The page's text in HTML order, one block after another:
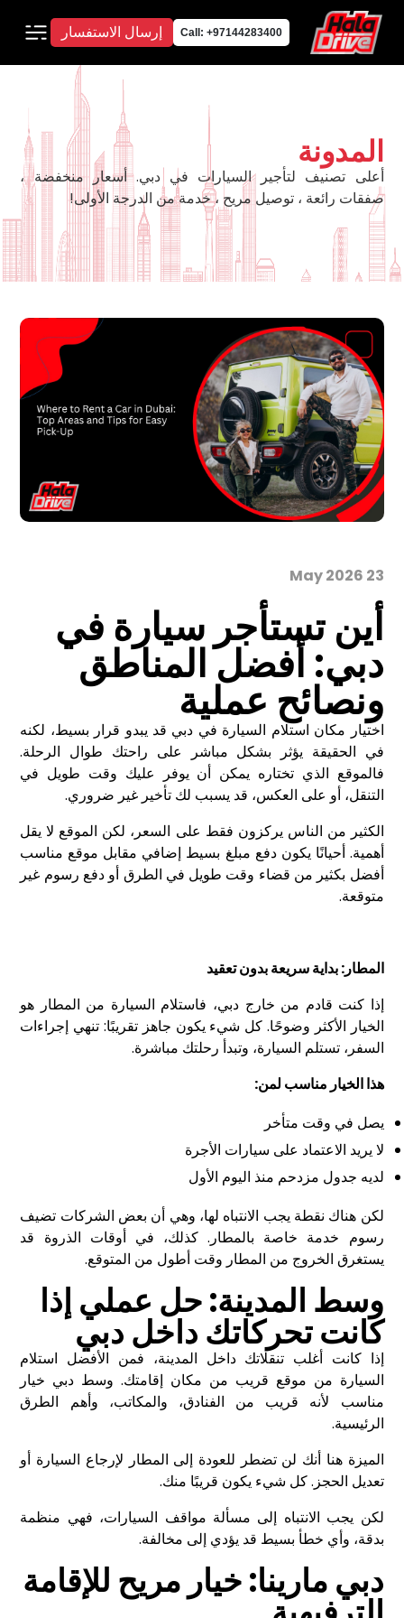
Call: +97144283400 إرسال الاستفسار
المدونة
أعلى تصنيف لتأجير السيارات في دبي. أسعار منخفضة ،
صفقات رائعة ، توصيل مريح ، خدمة من الدرجة الأولى!
23 May 2026
أين تستأجر سيارة في
دبي: أفضل المناطق
ونصائح عملية
اختيار مكان استلام السيارة في دبي قد يبدو قرار بسيط، لكنه
في الحقيقة يؤثر بشكل مباشر على راحتك طوال الرحلة.
فالموقع الذي تختاره يمكن أن يوفر عليك وقت طويل في
التنقل، أو على العكس، قد يسبب لك تأخير غير ضروري.
الكثير من الناس يركزون فقط على السعر، لكن الموقع لا يقل
أهمية. أحيانًا يكون دفع مبلغ بسيط إضافي مقابل موقع مناسب
أفضل بكثير من قضاء وقت طويل في الطرق أو دفع رسوم غير
متوقعة.
المطار: بداية سريعة بدون تعقيد
إذا كنت قادم من خارج دبي، فاستلام السيارة من المطار هو
الخيار الأكثر وضوحًا. كل شيء يكون جاهز تقريبًا: تنهي إجراءات
السفر، تستلم السيارة، وتبدأ رحلتك مباشرة.
هذا الخيار مناسب لمن:
يصل في وقت متأخر
لا يريد الاعتماد على سيارات الأجرة
لديه جدول مزدحم منذ اليوم الأول
لكن هناك نقطة يجب الانتباه لها، وهي أن بعض الشركات تضيف
رسوم خدمة خاصة بالمطار. كذلك، في أوقات الذروة قد
يستغرق الخروج من المطار وقت أطول من المتوقع.
وسط المدينة: حل عملي إذا
كانت تحركاتك داخل دبي
إذا كانت أغلب تنقلاتك داخل المدينة، فمن الأفضل استلام
السيارة من موقع قريب من مكان إقامتك. وسط دبي خيار
مناسب لأنه قريب من الفنادق، والمكاتب، وأهم الطرق
الرئيسية.
الميزة هنا أنك لن تضطر للعودة إلى المطار لإرجاع السيارة أو
تعديل الحجز. كل شيء يكون قريبًا منك.
لكن يجب الانتباه إلى مسألة مواقف السيارات، فهي منظمة
بدقة، وأي خطأ بسيط قد يؤدي إلى مخالفة.
دبي مارينا: خيار مريح للإقامة